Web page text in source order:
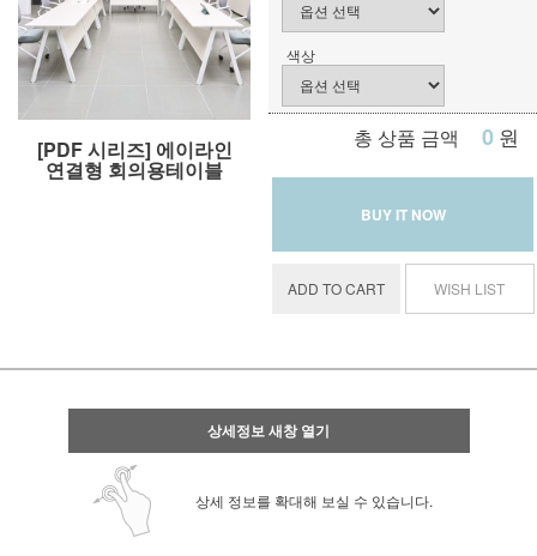
[PDF 시리즈] 에이라인
연결형 회의용테이블
색상
총 상품 금액 0 원
BUY IT NOW
ADD TO CART WISH LIST
상세정보 새창 열기
상세 정보를 확대해 보실 수 있습니다.